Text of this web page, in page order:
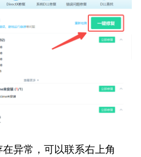
异常，可以联系右上角